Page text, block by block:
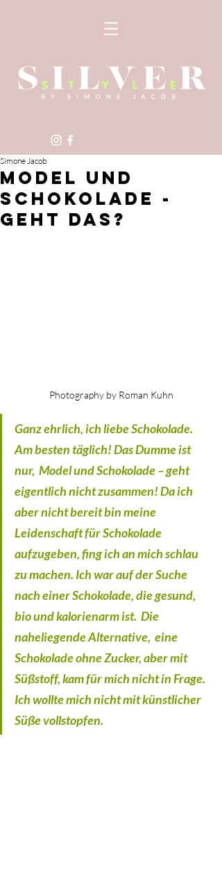
MODEL UND
SCHOKOLADE -
GEHT DAS?
Simone Jacob
Photography by Roman Kuhn
Ganz ehrlich, ich liebe Schokolade.
Am besten täglich! Das Dumme ist
nur,  Model und Schokolade – geht
eigentlich nicht zusammen! Da ich
aber nicht bereit bin meine
Leidenschaft für Schokolade
aufzugeben, fing ich an mich schlau
zu machen. Ich war auf der Suche
nach einer Schokolade, die gesund,
bio und kalorienarm ist.  Die
naheliegende Alternative,  eine
Schokolade ohne Zucker, aber mit
Süßstoff, kam für mich nicht in Frage.
Ich wollte mich nicht mit künstlicher
Süße vollstopfen.